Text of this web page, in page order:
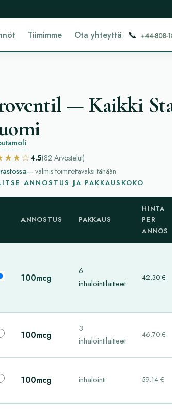
Tiimimme Ota yhteyttä 📞
— Kaikki
4.5(82 Arvostelut)
— valmis toimitettavaksi tänään
ANNOSTUS JA PAKKAUSKOKO
ANNOSTUS PAKKAUS
HINTA
PER
ANNOS
100mcg
6
inhalointilaitteet
42,30 €
100mcg
3
inhalointilaitteet
46,70 €
100mcg inhalointi 59,14 €